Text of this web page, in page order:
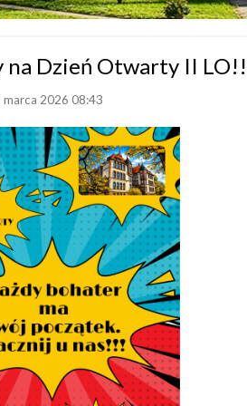
na Dzień Otwarty II
marca 2026 08:43